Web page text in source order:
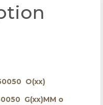
O(xx)
G(xx)MM o